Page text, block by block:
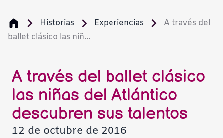
Historias Experiencias
A través del
ballet clásico las niñ...
A través del ballet clásico
las niñas del Atlántico
descubren sus talentos
12 de octubre de 2016